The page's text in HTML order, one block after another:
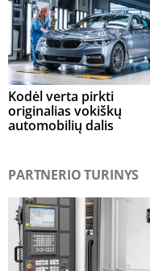
Kodėl verta pirkti
originalias vokiškų
automobilių dalis
PARTNERIO TURINYS